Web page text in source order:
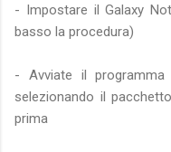
- Impostare il Galaxy
basso la procedura)
- Avviate il
selezionando il
prima